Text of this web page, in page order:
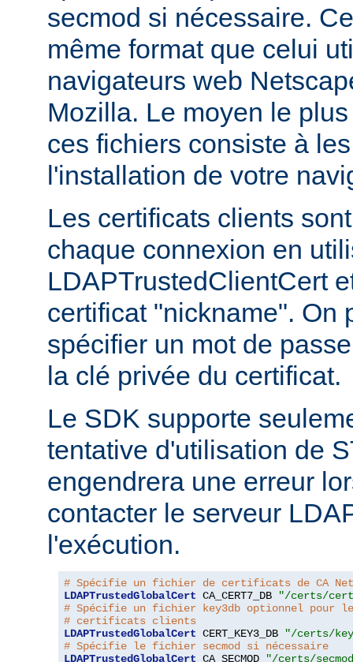
secmod si nécessaire.
même format que celui
navigateurs web
Mozilla. Le moyen le
ces fichiers consiste à
l'installation de votre
Les certificats clients
chaque connexion en
LDAPTrustedClientCert
certificat "nickname". On
spécifier un mot de
la clé privée du certificat.
Le SDK supporte
tentative d'utilisation de
engendrera une erreur
contacter le serveur
l'exécution.
# Spécifie un fichier de certificats de CA
LDAPTrustedGlobalCert CA_CERT7_DB
"/certs/
# Spécifie un fichier key3db optionnel pour
# certificats clients
LDAPTrustedGlobalCert CERT_KEY3_DB
"/certs/
# Spécifie le fichier secmod si nécessaire
LDAPTrustedGlobalCert CA_SECMOD
"/certs/